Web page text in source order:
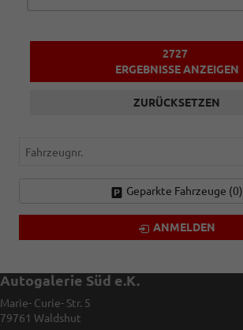
2727
ERGEBNISSE ANZEIGEN
ZURÜCKSETZEN
Fahrzeugnr.
Geparkte Fahrzeuge (0)
ANMELDEN
Autogalerie Süd e.K.
Marie- Curie- Str. 5
79761 Waldshut